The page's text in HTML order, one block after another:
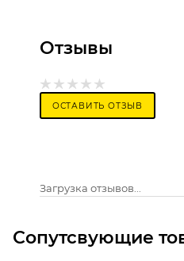
Отзывы
ОСТАВИТЬ ОТЗЫВ
Загрузка отзывов...
Сопутсвующие